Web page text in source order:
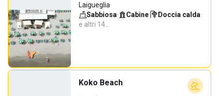
Laigueglia
Sabbiosa· Cabine· Doccia calda·
e altri 14…
Koko Beach